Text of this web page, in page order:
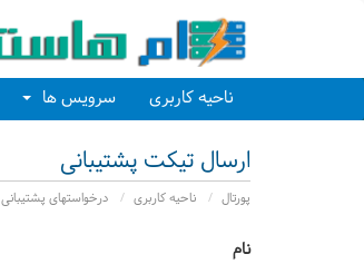
ناحیه کاربری سرویس ها
ارسال تیکت پشتیبانی
پورتال ناحیه کاربری درخواستهای پشتیبانی
نام